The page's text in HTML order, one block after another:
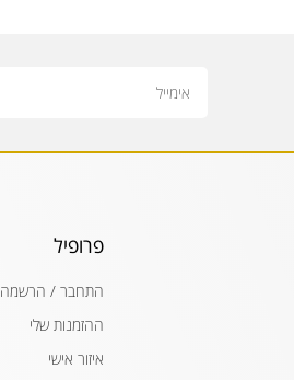
פרופיל
התחבר / הרשמה
ההזמנות שלי
איזור אישי